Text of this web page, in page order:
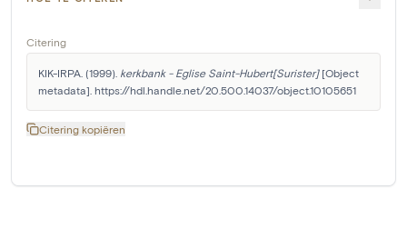
Citering
KIK-IRPA. (1999). kerkbank - Eglise Saint-Hubert[Surister] [Object
metadata]. https://hdl.handle.net/20.500.14037/object.10105651
Citering kopiëren